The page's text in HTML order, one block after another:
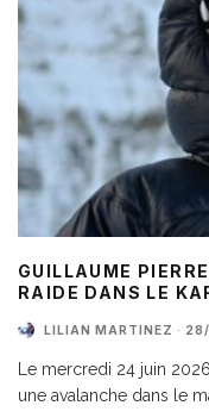
GUILLAUME
RAIDE DANS LE
LILIAN MARTINEZ ·
Le mercredi 24 juin
une avalanche dans le